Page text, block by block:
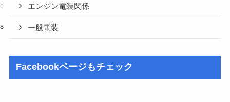
エンジン電装関係
一般電装
Facebookページもチェック